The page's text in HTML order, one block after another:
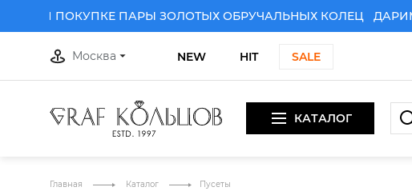
ПОКУПКЕ ПАРЫ ЗОЛОТЫХ ОБРУЧАЛЬНЫХ КОЛЕЦ ДАРИМ
Москва NEW HIT SALE
КАТАЛОГ
Главная Каталог Пусеты